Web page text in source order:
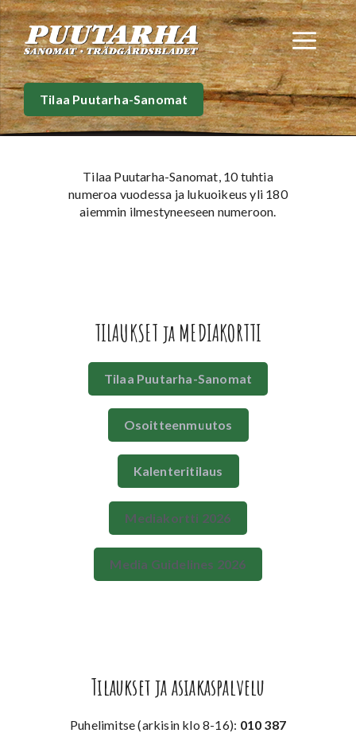
Siirry
sisältöön
Tilaa Puutarha-Sanomat
Tilaa Puutarha-Sanomat, 10 tuhtia
numeroa vuodessa ja lukuoikeus yli 180
aiemmin ilmestyneeseen numeroon.
TILAUKSET ja MEDIAKORTTI
Tilaa Puutarha-Sanomat
Osoitteenmuutos
Kalenteritilaus
Mediakortti 2026
Media Guidelines 2026
Tilaukset ja asiakaspalvelu
Puhelimitse (arkisin klo 8-16): 010 387